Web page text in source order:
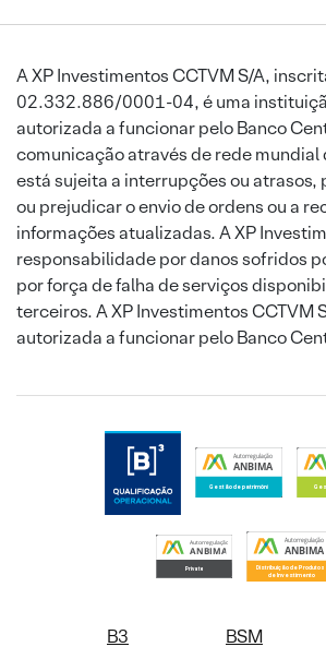
A XP Investimentos CCTVM S/A,
02.332.886/0001-04, é uma
autorizada a funcionar pelo Banco
comunicação através de rede
está sujeita a interrupções ou
ou prejudicar o envio de ordens ou a
informações atualizadas. A XP
responsabilidade por danos sofridos
por força de falha de serviços
terceiros. A XP Investimentos CCTVM
autorizada a funcionar pelo Banco
B3 BSM